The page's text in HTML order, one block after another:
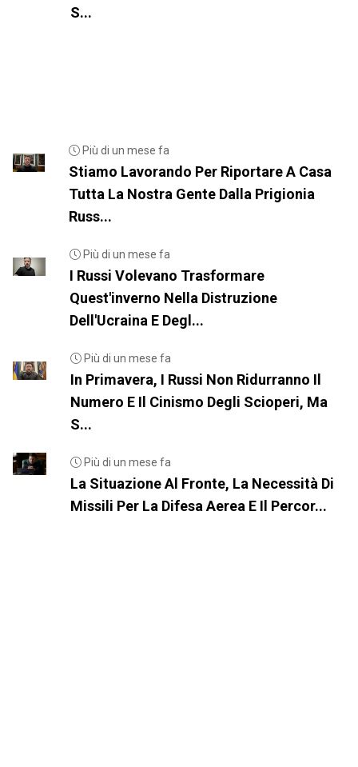
S...
Più di un mese fa
Stiamo Lavorando Per Riportare A Casa
Tutta La Nostra Gente Dalla Prigionia
Russ...
Più di un mese fa
I Russi Volevano Trasformare
Quest'inverno Nella Distruzione
Dell'Ucraina E Degl...
Più di un mese fa
In Primavera, I Russi Non Ridurranno Il
Numero E Il Cinismo Degli Scioperi, Ma
S...
Più di un mese fa
La Situazione Al Fronte, La Necessità Di
Missili Per La Difesa Aerea E Il Percor...